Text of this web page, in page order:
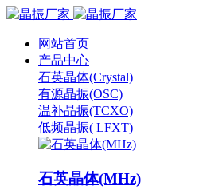
网站首页
产品中心
石英晶体(Crystal)
有源晶振(OSC)
温补晶振(TCXO)
低频晶振( LFXT)
石英晶体(MHz)